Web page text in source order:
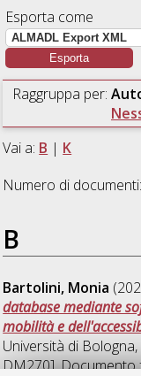
Esporta come
Raggruppa per:
Vai a: B | K
Numero di documenti:
B
Bartolini, Monia
database mediante
mobilità e
Università di
DM270], Documento